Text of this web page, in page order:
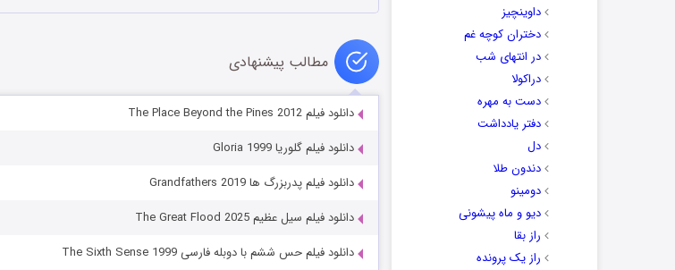
داوینچیز
دختران کوچه غم
در انتهای شب
دراکولا
دست به مهره
دفتر یادداشت
دل
دندون طلا
دومینو
دیو و ماه پیشونی
راز بقا
راز یک پرونده
مطالب پیشنهادی
دانلود فیلم The Place Beyond the Pines 2012
دانلود فیلم گلوریا Gloria 1999
دانلود فیلم پدربزرگ ها Grandfathers 2019
دانلود فیلم سیل عظیم The Great Flood 2025
دانلود فیلم حس ششم با دوبله فارسی The Sixth Sense 1999